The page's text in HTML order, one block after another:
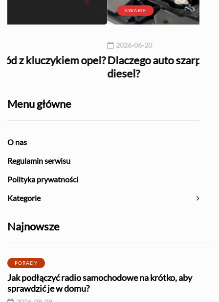
opel?Dlaczego auto szarpie podczas jazdy
Menu główne
O nas
Regulamin serwisu
Polityka prywatności
Kategorie
Najnowsze
PORADY
Jak podłączyć radio samochodowe na krótko, aby
sprawdzić je w domu?